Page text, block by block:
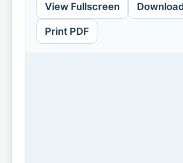
View Fullscreen
Print PDF